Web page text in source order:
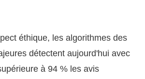
éthique, les algorithmes des
détectent aujourd'hui avec
à 94 % les avis